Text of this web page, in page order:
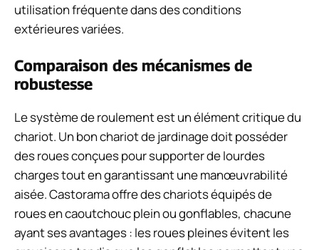
utilisation fréquente dans des conditions
extérieures variées.
Comparaison des mécanismes de
robustesse
Le système de roulement est un élément critique du
chariot. Un bon chariot de jardinage doit posséder
des roues conçues pour supporter de lourdes
charges tout en garantissant une manœuvrabilité
aisée. Castorama offre des chariots équipés de
roues en caoutchouc plein ou gonflables, chacune
ayant ses avantages : les roues pleines évitent les